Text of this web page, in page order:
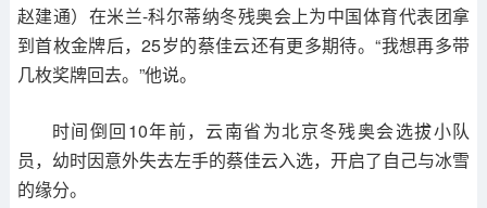
赵建通）在米兰-科尔蒂纳冬残奥会上为中国体育代表团拿
到首枚金牌后，25岁的蔡佳云还有更多期待。“我想再多带
几枚奖牌回去。”他说。
时间倒回10年前，云南省为北京冬残奥会选拔小队
员，幼时因意外失去左手的蔡佳云入选，开启了自己与冰雪
的缘分。